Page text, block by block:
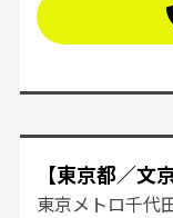
【東京都／文
東京メトロ千代